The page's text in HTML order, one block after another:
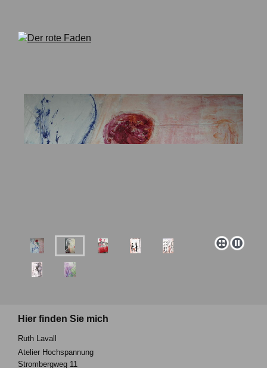
Hier finden Sie mich
Ruth Lavall
Atelier Hochspannung
Strombergweg 11